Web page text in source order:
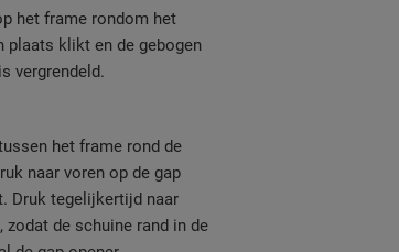
het frame rondom het
plaats klikt en de gebogen
vergrendeld.
het frame rond de
naar voren op de gap
Druk tegelijkertijd naar
zodat de schuine rand in de